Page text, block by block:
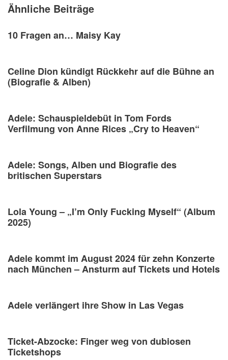
Ähnliche Beiträge
10 Fragen an… Maisy Kay
Celine Dion kündigt Rückkehr auf die Bühne an
(Biografie & Alben)
Adele: Schauspieldebüt in Tom Fords
Verfilmung von Anne Rices „Cry to Heaven“
Adele: Songs, Alben und Biografie des
britischen Superstars
Lola Young – „I’m Only Fucking Myself“ (Album
2025)
Adele kommt im August 2024 für zehn Konzerte
nach München – Ansturm auf Tickets und Hotels
Adele verlängert ihre Show in Las Vegas
Ticket-Abzocke: Finger weg von dubiosen
Ticketshops